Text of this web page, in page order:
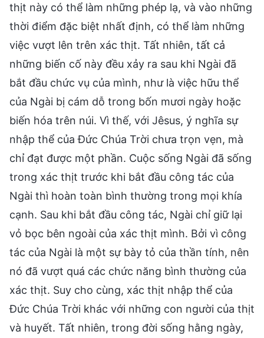
thịt này có thể làm những phép lạ, và vào những
thời điểm đặc biệt nhất định, có thể làm những
việc vượt lên trên xác thịt. Tất nhiên, tất cả
những biến cố này đều xảy ra sau khi Ngài đã
bắt đầu chức vụ của mình, như là việc hữu thể
của Ngài bị cám dỗ trong bốn mươi ngày hoặc
biến hóa trên núi. Vì thế, với Jêsus, ý nghĩa sự
nhập thể của Đức Chúa Trời chưa trọn vẹn, mà
chỉ đạt được một phần. Cuộc sống Ngài đã sống
trong xác thịt trước khi bắt đầu công tác của
Ngài thì hoàn toàn bình thường trong mọi khía
cạnh. Sau khi bắt đầu công tác, Ngài chỉ giữ lại
vỏ bọc bên ngoài của xác thịt mình. Bởi vì công
tác của Ngài là một sự bày tỏ của thần tính, nên
nó đã vượt quá các chức năng bình thường của
xác thịt. Suy cho cùng, xác thịt nhập thể của
Đức Chúa Trời khác với những con người của thịt
và huyết. Tất nhiên, trong đời sống hằng ngày,